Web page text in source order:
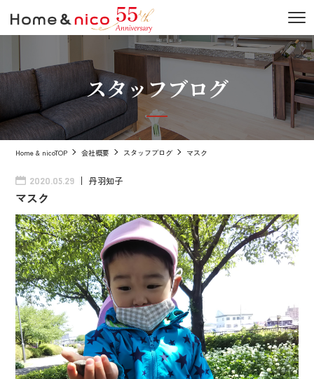
スタッフブログ
Home & nicoTOP 会社概要 スタッフブログ マスク
2020.05.29 丹羽知子
マスク